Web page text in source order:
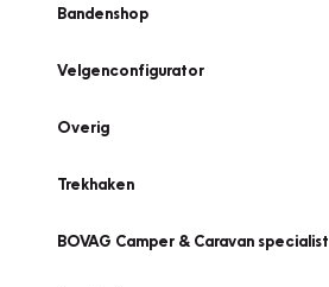
Bandenshop
Velgenconfigurator
Overig
Trekhaken
BOVAG Camper & Caravan specialist